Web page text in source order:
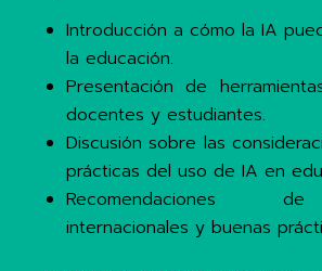
Introducción a cómo la IA
la educación.
Presentación de
docentes y estudiantes.
Discusión sobre las
prácticas del uso de IA en
Recomendaciones
internacionales y buenas